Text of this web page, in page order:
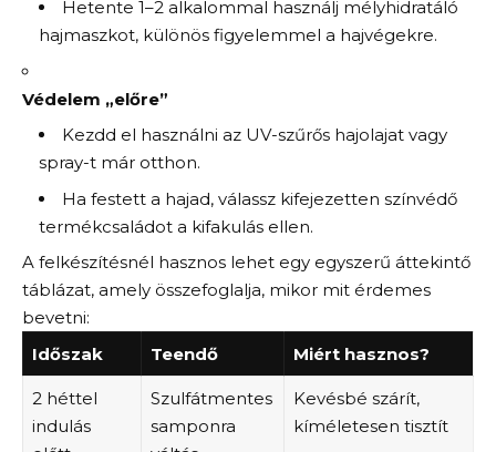
Hetente 1–2 alkalommal használj mélyhidratáló
hajmaszkot, különös figyelemmel a hajvégekre.
Védelem „előre”
Kezdd el használni az UV-szűrős hajolajat vagy
spray-t már otthon.
Ha festett a hajad, válassz kifejezetten színvédő
termékcsaládot a kifakulás ellen.
A felkészítésnél hasznos lehet egy egyszerű áttekintő
táblázat, amely összefoglalja, mikor mit érdemes
bevetni:
Időszak
Teendő Miért hasznos?
2 héttel
indulás
Szulfátmentes
samponra
Kevésbé szárít,
kíméletesen tisztít